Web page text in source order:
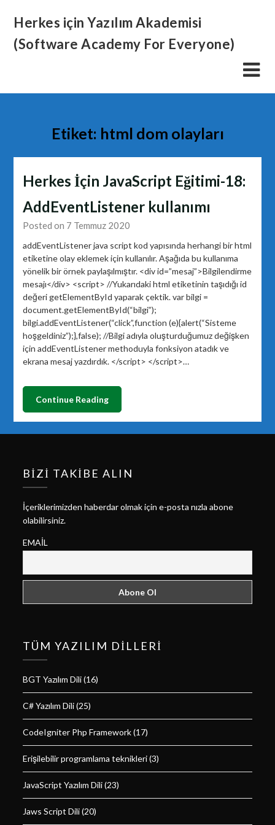
content
Herkes için Yazılım Akademisi
(Software Academy For Everyone)
Etiket: html dom olayları
Herkes İçin JavaScript Eğitimi-18:
AddEventListener kullanımı
Posted on 7 Temmuz 2020
addEventListener java script kod yapısında herhangi bir html
etiketine olay eklemek için kullanılır. Aşağıda bu kullanıma
yönelik bir örnek paylaşılmıştır. <div id=”mesaj”>Bilgilendirme
mesajı</div> <script> //Yukarıdaki html etiketinin taşıdığı id
değeri getElementById yaparak çektik. var bilgi =
document.getElementById(“bilgi”);
bilgi.addEventListener(“click”,function (e){alert(“Sisteme
hoşgeldiniz”);},false); //Bilgi adıyla oluşturduğumuz değişken
için addEventListener methoduyla fonksiyon atadık ve
ekrana mesaj yazdırdık. </script> </script>…
Continue Reading
BIZI TAKIBE ALIN
İçeriklerimizden haberdar olmak için e-posta nızla abone
olabilirsiniz.
EMAIL
TÜM YAZILIM DILLERI
BGT Yazılım Dili(16)
C# Yazılım Dili(25)
CodeIgniter Php Framework(17)
Erişilebilir programlama teknikleri(3)
JavaScript Yazılım Dili(23)
Jaws Script Dili(20)